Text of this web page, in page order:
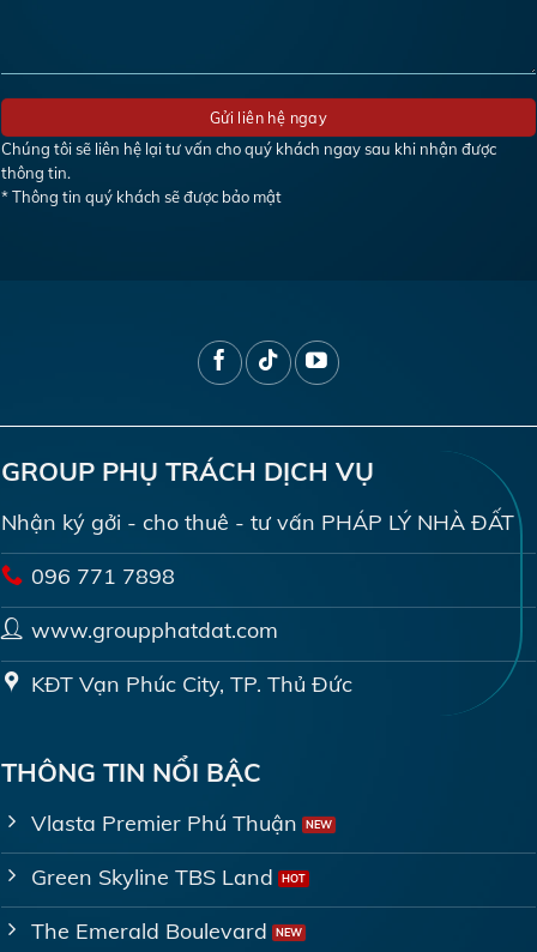
Chúng tôi sẽ liên hệ lại tư vấn cho quý khách ngay sau khi nhận được
thông tin.
* Thông tin quý khách sẽ được bảo mật
GROUP PHỤ TRÁCH DỊCH VỤ
Nhận ký gởi - cho thuê - tư vấn PHÁP LÝ NHÀ ĐẤT
096 771 7898
www.groupphatdat.com
KĐT Vạn Phúc City, TP. Thủ Đức
THÔNG TIN NỔI BẬC
Vlasta Premier Phú Thuận
Green Skyline TBS Land
The Emerald Boulevard